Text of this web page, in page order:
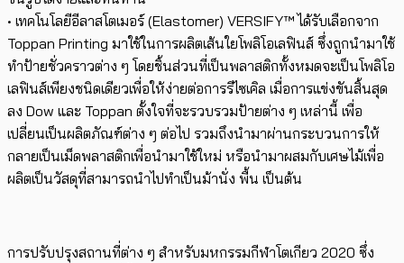
• เทคโนโลยีอีลาสโตเมอร์ (Elastomer) VERSIFY™ ได้รับเลือกจาก
Toppan Printing มาใช้ในการผลิตเส้นใยโพลิโอเลฟินส์ ซึ่งถูกนำมาใช้
ทำป้ายชั่วคราวต่าง ๆ โดยชิ้นส่วนที่เป็นพลาสติกทั้งหมดจะเป็นโพลิโอ
เลฟินส์เพียงชนิดเดียวเพื่อให้ง่ายต่อการรีไซเคิล เมื่อการแข่งขันสิ้นสุด
ลง Dow และ Toppan ตั้งใจที่จะรวบรวมป้ายต่าง ๆ เหล่านี้ เพื่อ
เปลี่ยนเป็นผลิตภัณฑ์ต่าง ๆ ต่อไป รวมถึงนำมาผ่านกระบวนการให้
กลายเป็นเม็ดพลาสติกเพื่อนำมาใช้ใหม่ หรือนำมาผสมกับเศษไม้เพื่อ
ผลิตเป็นวัสดุที่สามารถนำไปทำเป็นม้านั่ง พื้น เป็นต้น
การปรับปรุงสถานที่ต่าง ๆ สำหรับมหกรรมกีฬาโตเกียว 2020 ซึ่ง